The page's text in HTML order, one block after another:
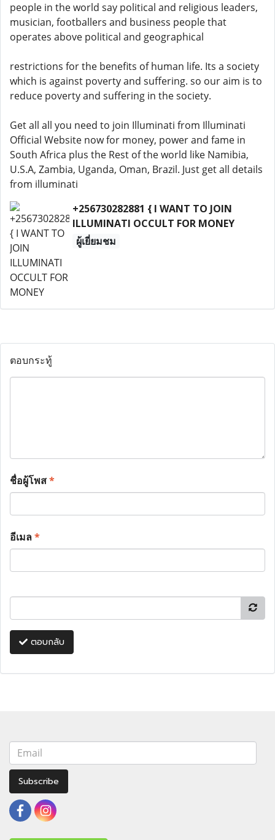
people in the world say political and religious leaders,
musician, footballers and business people that
operates above political and geographical
restrictions for the benefits of human life. Its a society
which is against poverty and suffering. so our aim is to
reduce poverty and suffering in the society.
Get all all you need to join Illuminati from Illuminati
Official Website now for money, power and fame in
South Africa plus the Rest of the world like Namibia,
U.S.A, Zambia, Uganda, Oman, Brazil. Just get all details
from illuminati
+256730282881 { I WANT TO JOIN
ILLUMINATI OCCULT FOR MONEY
ผู้เยี่ยมชม
ตอบกระทู้
ชื่อผู้โพส*
อีเมล*
ตอบกลับ
Subscribe